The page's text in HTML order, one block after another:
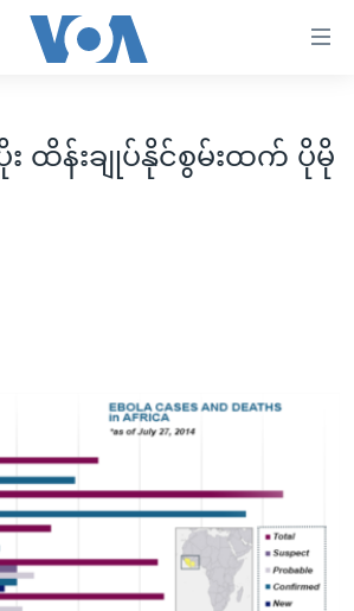
း
ယ်
ာ
ာ
စာ
က်အလက်များ
ဉ်
ပိုး ထိန်းချုပ်နိုင်စွမ်းထက် ပိုမို